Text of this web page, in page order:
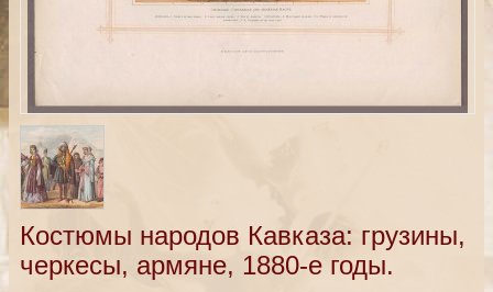
Костюмы народов Кавказа: грузины,
черкесы, армяне, 1880-е годы.